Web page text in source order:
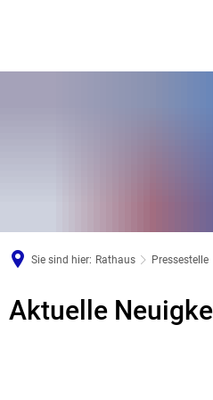
Sie sind hier: Rathaus Pressestelle
Pressemeldungen
Aktuelle